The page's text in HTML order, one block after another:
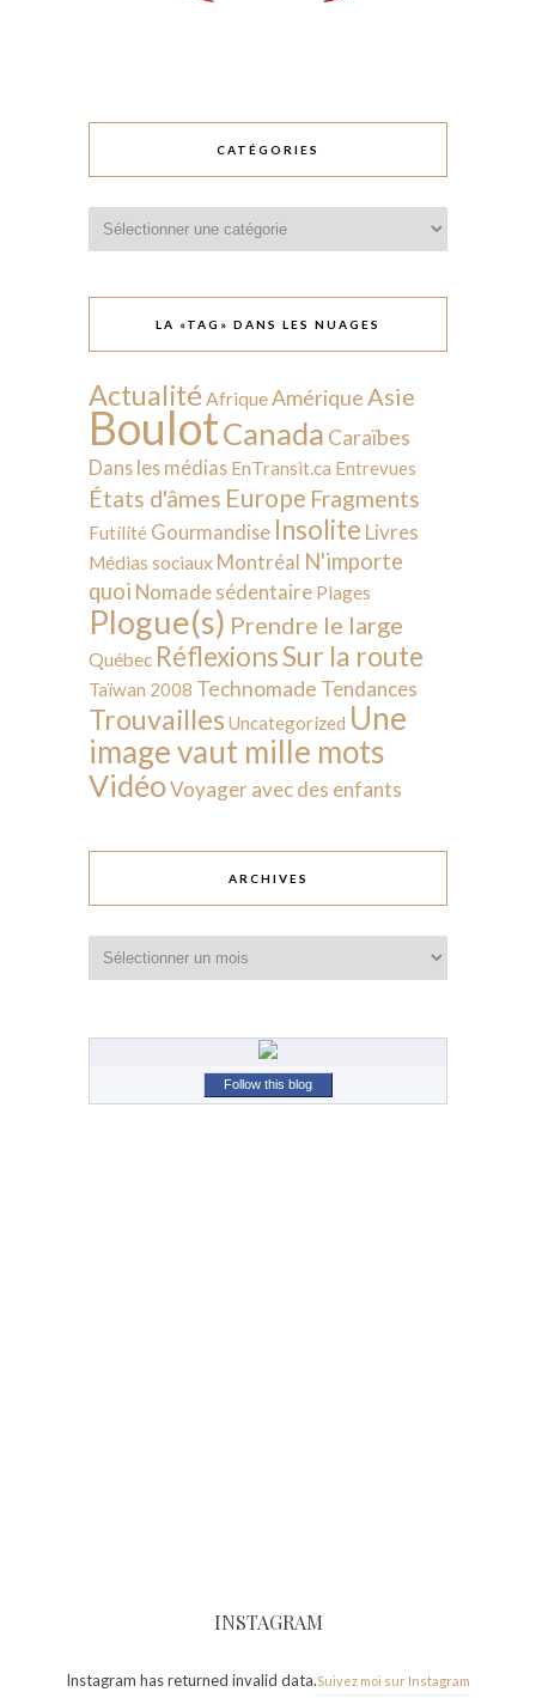
CATÉGORIES
LA «TAG» DANS LES NUAGES
Actualité AfriqueAmérique Asie
BoulotCanada Caraïbes
Dans les médias EnTransit.ca Entrevues
États d'âmes Europe Fragments
Futilité Gourmandise Insolite Livres
Médias sociaux Montréal N'importe
quoi Nomade sédentaire Plages
Plogue(s) Prendre le large
Québec RéflexionsSur la route
Taïwan 2008 Technomade Tendances
Trouvailles Uncategorized Une
image vaut mille mots
VidéoVoyager avec des enfants
ARCHIVES
Follow this blog
INSTAGRAM
Instagram has returned invalid data.Suivez moi sur Instagram